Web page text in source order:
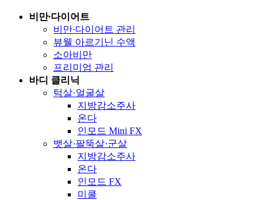
비만∙다이어트
비만∙다이어트 관리
뷰웰 아르기닌 수액
소아비만
프리미엄 관리
바디 클리닉
턱살·얼굴살
지방감소주사
온다
인모드 Mini FX
뱃살·팔뚝살·군살
지방감소주사
온다
인모드 FX
미쿨